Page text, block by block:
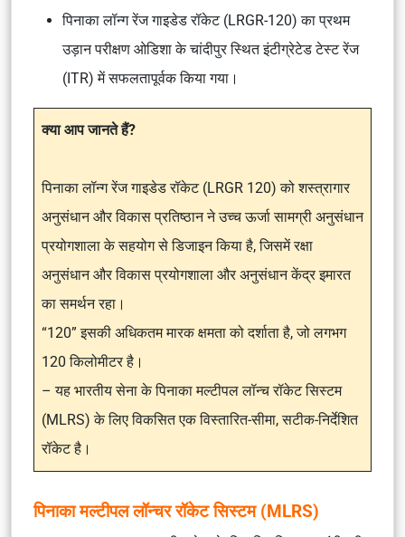
पिनाका लॉन्ग रेंज गाइडेड रॉकेट (LRGR-120) का प्रथम
उड़ान परीक्षण ओडिशा के चांदीपुर स्थित इंटीग्रेटेड टेस्ट रेंज
(ITR) में सफलतापूर्वक किया गया।
क्या आप जानते हैं?
पिनाका लॉन्ग रेंज गाइडेड रॉकेट (LRGR 120) को शस्त्रागार
अनुसंधान और विकास प्रतिष्ठान ने उच्च ऊर्जा सामग्री अनुसंधान
प्रयोगशाला के सहयोग से डिजाइन किया है, जिसमें रक्षा
अनुसंधान और विकास प्रयोगशाला और अनुसंधान केंद्र इमारत
का समर्थन रहा।
“120” इसकी अधिकतम मारक क्षमता को दर्शाता है, जो लगभग
120 किलोमीटर है।
– यह भारतीय सेना के पिनाका मल्टीपल लॉन्च रॉकेट सिस्टम
(MLRS) के लिए विकसित एक विस्तारित-सीमा, सटीक-निर्देशित
रॉकेट है।
पिनाका मल्टीपल लॉन्चर रॉकेट सिस्टम (MLRS)